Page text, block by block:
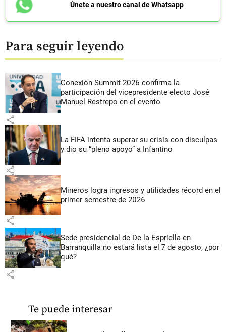
Únete a nuestro canal de Whatsapp
Para seguir leyendo
Conexión Summit 2026 confirma la
participación del vicepresidente electo José
Manuel Restrepo en el evento
share
La FIFA intenta superar su crisis con disculpas
y dio su “pleno apoyo” a Infantino
share
Mineros logra ingresos y utilidades récord en el
primer semestre de 2026
share
Sede presidencial de De la Espriella en
Barranquilla no estará lista el 7 de agosto, ¿por
qué?
share
Te puede interesar